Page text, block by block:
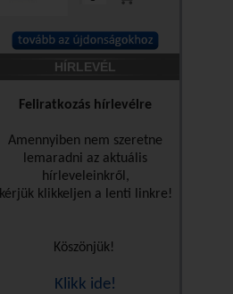
HÍRLEVÉL
Feliratkozás hírlevélre
Amennyiben nem szeretne
lemaradni az aktuális
hírleveleinkről,
kérjük klikkeljen a lenti linkre!
Köszönjük!
Klikk ide!